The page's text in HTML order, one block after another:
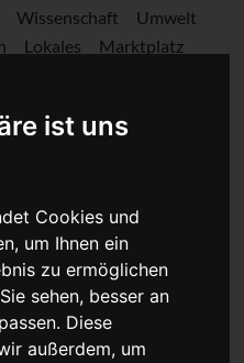
ist uns
Cookies und
um Ihnen ein
zu ermöglichen
sehen, besser an
Diese
außerdem, um
Wissenschaft
Umwelt
Lokales
Marktplatz
Berlin